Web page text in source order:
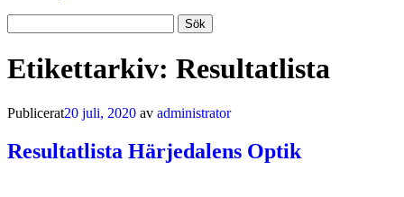
efter:
Etikettarkiv: Resultatlista
Publicerat20 juli, 2020 av administrator
Resultatlista Härjedalens Optik